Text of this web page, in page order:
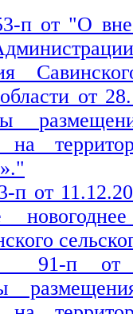
п от "О
от
на
от
91-п от